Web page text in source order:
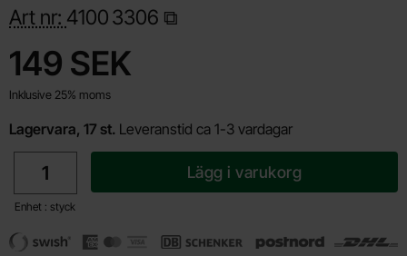
Art nr: 41003306
pris
149 SEK
Inklusive 25% moms
Lagervara, 17 st. Leveranstid ca 1-3 vardagar
Enhet : styck
Lägg i varukorg